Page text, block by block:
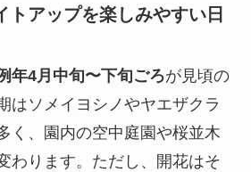
トアップを楽しみやすい日
年4月中旬〜下旬ごろが見頃の
はソメイヨシノやヤエザクラ
く、園内の空中庭園や桜並木
わります。ただし、開花はそ